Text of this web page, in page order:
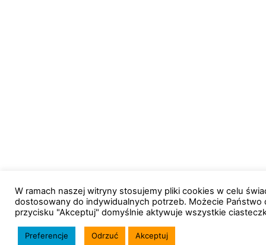
W ramach naszej witryny stosujemy pliki cookies w celu
dostosowany do indywidualnych potrzeb. Możecie
przycisku "Akceptuj" domyślnie aktywuje wszystkie
Preferencje Odrzuć Akceptuj